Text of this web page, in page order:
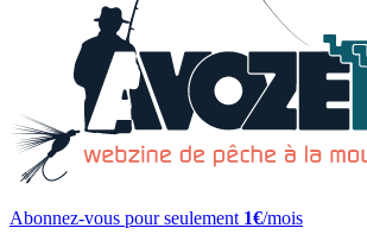
Abonnez-vous pour seulement 1€/mois